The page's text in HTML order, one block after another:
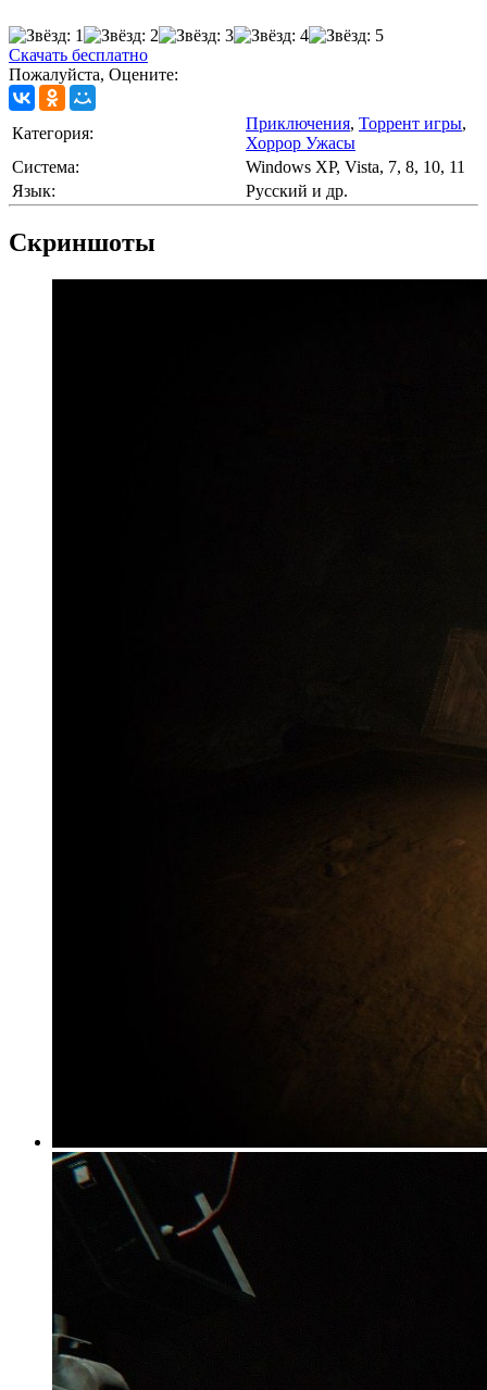
Скачать бесплатно
Пожалуйста, Оцените:
Категория:
Приключения, Торрент игры,
Хоррор Ужасы
Cистема:
Windows XP, Vista, 7, 8, 10, 11
Язык:
Русский и др.
Скриншоты